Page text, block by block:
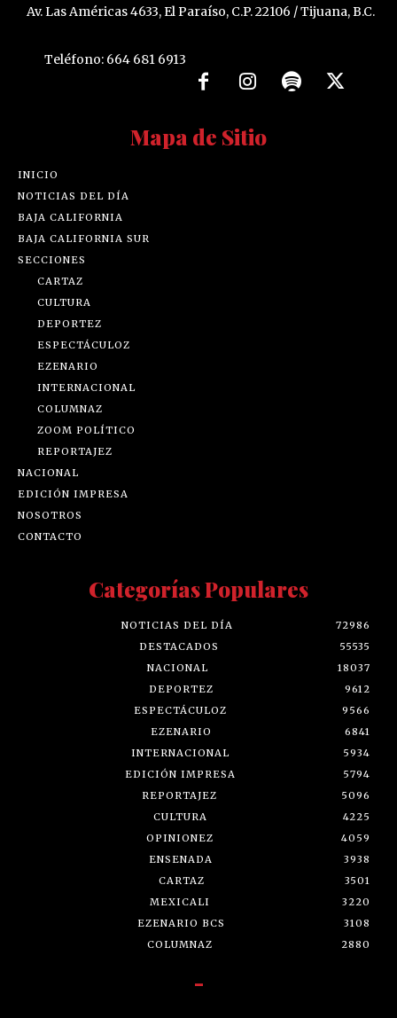
Av. Las Américas 4633, El Paraíso, C.P. 22106 / Tijuana, B.C.
Teléfono: 664 681 6913
Mapa de Sitio
INICIO
NOTICIAS DEL DÍA
BAJA CALIFORNIA
BAJA CALIFORNIA SUR
SECCIONES
CARTAZ
CULTURA
DEPORTEZ
ESPECTÁCULOZ
EZENARIO
INTERNACIONAL
COLUMNAZ
ZOOM POLÍTICO
REPORTAJEZ
NACIONAL
EDICIÓN IMPRESA
NOSOTROS
CONTACTO
Categorías Populares
NOTICIAS DEL DÍA
72986
DESTACADOS
55535
NACIONAL
18037
DEPORTEZ
9612
ESPECTÁCULOZ
9566
EZENARIO
6841
INTERNACIONAL
5934
EDICIÓN IMPRESA
5794
REPORTAJEZ
5096
CULTURA
4225
OPINIONEZ
4059
ENSENADA
3938
CARTAZ
3501
MEXICALI
3220
EZENARIO BCS
3108
COLUMNAZ
2880
-